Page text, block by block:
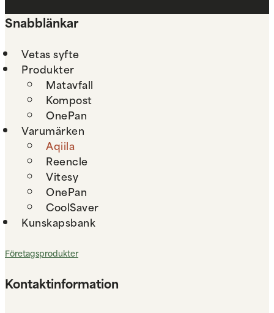
Snabblänkar
Vetas syfte
Produkter
Matavfall
Kompost
OnePan
Varumärken
Aqiila
Reencle
Vitesy
OnePan
CoolSaver
Kunskapsbank
Företagsprodukter
Kontaktinformation